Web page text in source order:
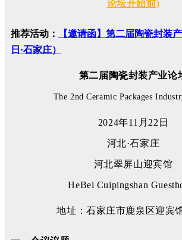
论坛开始前)
推荐活动：
【邀请函】第二届陶瓷封装
日·石家庄）
第二届陶瓷封装产业论
The 2nd Ceramic Packages
2024年11月22日
河北·石家庄
河北翠屏山迎宾馆
HeBei Cuipingshan
地址：石家庄市鹿泉区迎宾